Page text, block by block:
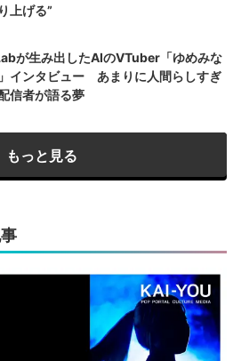
上げる”
が生み出したAIのVTuber「ゆめみな
インタビュー あまりに人間らしすぎ
信者が語る夢
もっと見る